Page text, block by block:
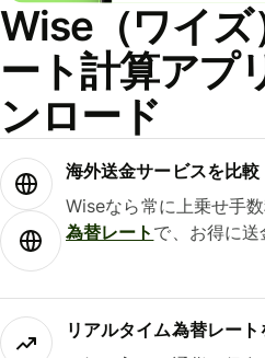
Wise（ワイズ
ート計算アプ
ンロード
海外送金サービスを比較
Wiseなら常に上乗せ手
為替レート で、お得に送
リアルタイム為替レート